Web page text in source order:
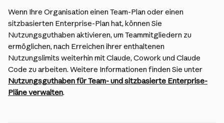
Wenn Ihre Organisation einen Team-Plan oder einen
sitzbasierten Enterprise-Plan hat, können Sie
Nutzungsguthaben aktivieren, um Teammitgliedern zu
ermöglichen, nach Erreichen ihrer enthaltenen
Nutzungslimits weiterhin mit Claude, Cowork und Claude
Code zu arbeiten. Weitere Informationen finden Sie unter
Nutzungsguthaben für Team- und sitzbasierte Enterprise-
Pläne verwalten.